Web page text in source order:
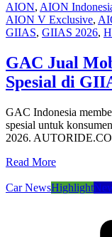
AION, AION
AION V Exclusive,
GIIAS, GIIAS 2026,
GAC Jual
Spesial di
GAC Indonesia
spesial untuk
2026.
Read More
Car NewsHighlight